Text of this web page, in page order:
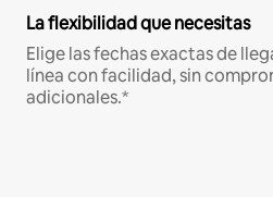
La flexibilidad que necesitas
Elige las fechas exactas de
línea con facilidad, sin
adicionales.*